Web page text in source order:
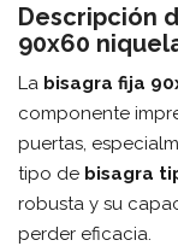
Descripción
90x60
La bisagra fija
componente
puertas,
tipo de bisagra
robusta y su
perder eficacia.